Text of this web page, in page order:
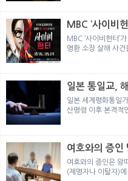
MBC ‘사이비
MBC ‘사이비헌터’
명환 소장 살해 사건
일본 통일교, 해산명령
돌입
일본 세계평화통일
산명령 이후 본격적
여호와의 증인
여호와의 증인은 왕
(제명자나 이탈자)